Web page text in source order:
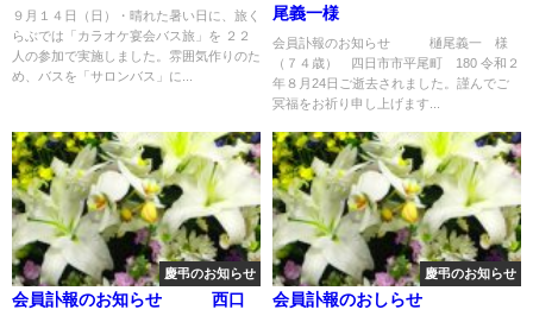
９月１４日（日）・晴れた暑い日に、旅く
らぶでは「カラオケ宴会バス旅」を ２２
人の参加で実施しました。雰囲気作りのた
め、バスを「サロンバス」に...
尾義一様
会員訃報のお知らせ 樋尾義一 様
（７４歳） 四日市市平尾町 180 令和２
年８月24日ご逝去されました。謹んでご
冥福をお祈り申し上げます...
慶弔のお知らせ
会員訃報のお知らせ 西口
慶弔のお知らせ
会員訃報のおしらせ